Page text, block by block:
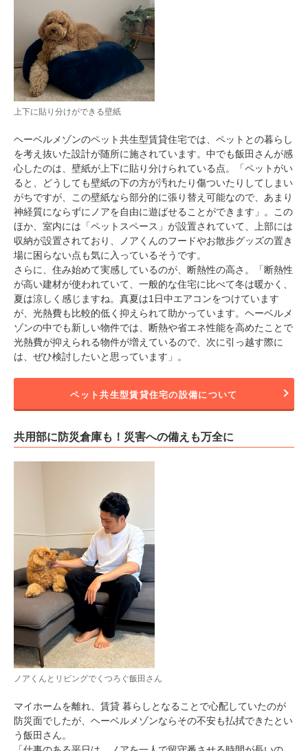
上下に貼り分けができる壁紙
ヘーベルメゾンのペット共生型賃貸住宅では、ペットとの暮らし
を考え抜いた設計が随所に施されています。中でも飯田さんが感
心したのは、壁紙が上下に貼り分けられている点。「ペットがい
ると、どうしても壁紙の下の方が汚れたり傷ついたりしてしまい
がちですが、この壁紙なら部分的に張り替え可能なので、あまり
神経質にならずにノアを自由に遊ばせることができます」。この
ほか、室内には「ペットスペース」が設置されていて、上部には
収納が設置されており、ノアくんのフードやお散歩グッズの置き
場に困らない点も気に入っているそうです。
さらに、住み始めて実感しているのが、断熱性の高さ。「断熱性
が高い建材が使われていて、一般的な住宅に比べて冬は暖かく、
夏は涼しく感じますね。真夏は1日中エアコンをつけています
が、光熱費も比較的低く抑えられて助かっています。ヘーベルメ
ゾンの中でも新しい物件では、断熱や省エネ性能を高めたことで
光熱費が抑えられる物件が増えているので、次に引っ越す際に
は、ぜひ検討したいと思っています」。
ペット共生型賃貸住宅の設備について
共用部に防災倉庫も！災害への備えも万全に
ノアくんとリビングでくつろぐ飯田さん
マイホームを離れ、賃貸 暮らしとなることで心配していたのが
防災面でしたが、ヘーベルメゾンならその不安も払拭できたとい
う飯田さん。